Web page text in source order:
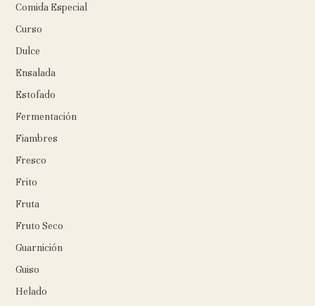
Comida Especial
Curso
Dulce
Ensalada
Estofado
Fermentación
Fiambres
Fresco
Frito
Fruta
Fruto Seco
Guarnición
Guiso
Helado